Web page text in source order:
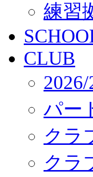
練習
CLUB
パー
クラ
クラ